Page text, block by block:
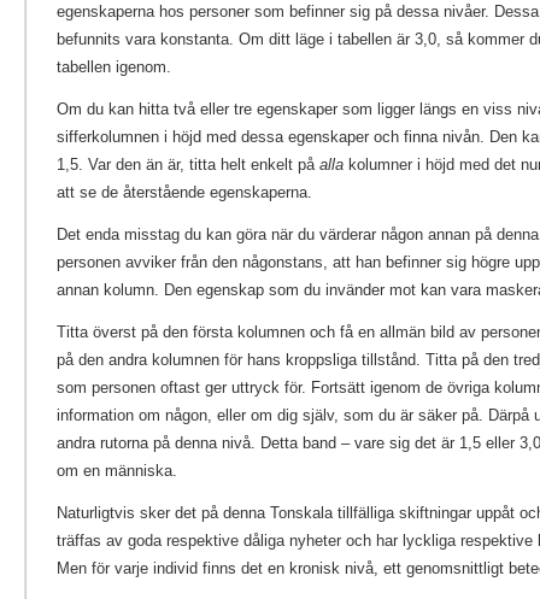
egenskaperna hos personer som befinner sig på dessa nivåer.
befunnits vara konstanta. Om ditt läge i tabellen är 3,0, så kommer
tabellen igenom.
Om du kan hitta två eller tre egenskaper som ligger längs en viss
sifferkolumnen i höjd med dessa egenskaper och finna nivån. Den
1,5. Var den än är, titta helt enkelt på alla kolumner i höjd med det
att se de återstående egenskaperna.
Det enda misstag du kan göra när du värderar någon annan på
personen avviker från den någonstans, att han befinner sig högre
annan kolumn. Den egenskap som du invänder mot kan vara
Titta överst på den första kolumnen och få en allmän bild av
på den andra kolumnen för hans kroppsliga tillstånd. Titta på den
som personen oftast ger uttryck för. Fortsätt igenom de övriga
information om någon, eller om dig själv, som du är säker på. Därpå
andra rutorna på denna nivå. Detta band – vare sig det är 1,5 eller
om en människa.
Naturligtvis sker det på denna Tonskala tillfälliga skiftningar uppåt
träffas av goda respektive dåliga nyheter och har lyckliga respektive
Men för varje individ finns det en kronisk nivå, ett genomsnittligt